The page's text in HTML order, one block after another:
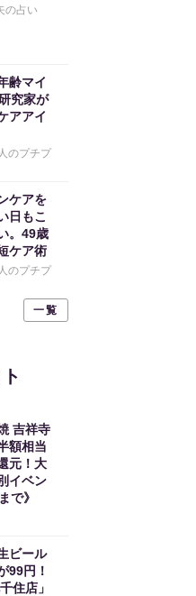
の占い
齢マイ
究家が
アアイ
のプチプ
ケアを
日もこ
。49歳
ケア術
のプチプ
一覧
吉祥寺
額相当
元！大
イベン
で》
ビール
99円！
住店」